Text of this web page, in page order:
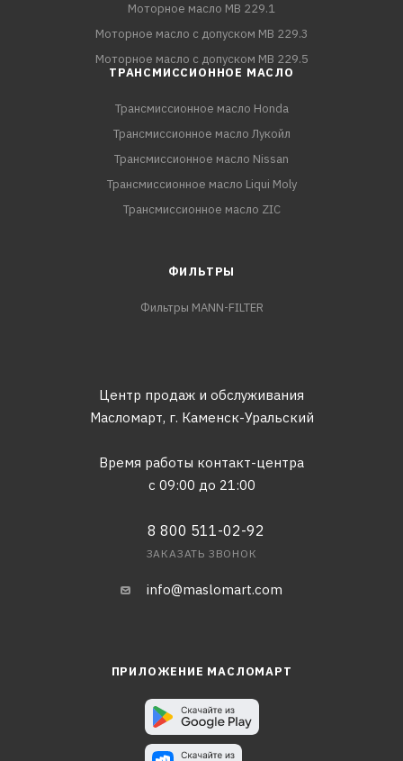
Моторное масло MB 229.1
Моторное масло с допуском MB 229.3
Моторное масло с допуском MB 229.5
ТРАНСМИССИОННОЕ МАСЛО
Трансмиссионное масло Honda
Трансмиссионное масло Лукойл
Трансмиссионное масло Nissan
Трансмиссионное масло Liqui Moly
Трансмиссионное масло ZIC
ФИЛЬТРЫ
Фильтры MANN-FILTER
Центр продаж и обслуживания
Масломарт, г. Каменск-Уральский
Время работы контакт-центра
с 09:00 до 21:00
8 800 511-02-92
ЗАКАЗАТЬ ЗВОНОК
info@maslomart.com
ПРИЛОЖЕНИЕ МАСЛОМАРТ